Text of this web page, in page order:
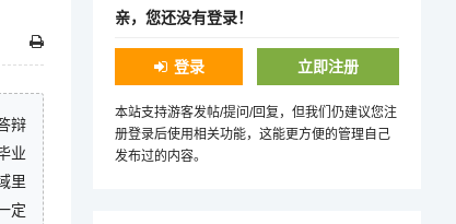
辩
业
里
定
亲，您还没有登录！
登录 立即注册
本站支持游客发帖/提问/回复，但我们仍建议您注
册登录后使用相关功能，这能更方便的管理自己
发布过的内容。